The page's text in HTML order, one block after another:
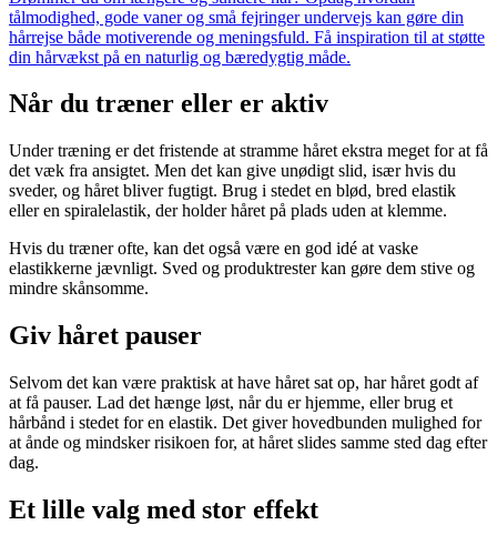
tålmodighed, gode vaner og små fejringer undervejs kan gøre din
hårrejse både motiverende og meningsfuld. Få inspiration til at støtte
din hårvækst på en naturlig og bæredygtig måde.
Når du træner eller er aktiv
Under træning er det fristende at stramme håret ekstra meget for at få
det væk fra ansigtet. Men det kan give unødigt slid, især hvis du
sveder, og håret bliver fugtigt. Brug i stedet en blød, bred elastik
eller en spiralelastik, der holder håret på plads uden at klemme.
Hvis du træner ofte, kan det også være en god idé at vaske
elastikkerne jævnligt. Sved og produktrester kan gøre dem stive og
mindre skånsomme.
Giv håret pauser
Selvom det kan være praktisk at have håret sat op, har håret godt af
at få pauser. Lad det hænge løst, når du er hjemme, eller brug et
hårbånd i stedet for en elastik. Det giver hovedbunden mulighed for
at ånde og mindsker risikoen for, at håret slides samme sted dag efter
dag.
Et lille valg med stor effekt